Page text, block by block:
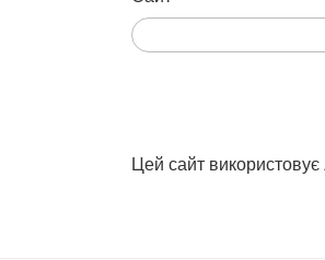
Цей сайт